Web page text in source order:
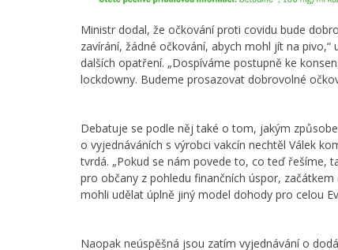
Ministr dodal, že očkování proti covidu bude
zavírání, žádné očkování, abych mohl jít na
dalších opatření. „Dospíváme postupně ke
lockdowny. Budeme prosazovat dobrovolné
Debatuje se podle něj také o tom, jakým
o vyjednáváních s výrobci vakcín nechtěl Válek
tvrdá. „Pokud se nám povede to, co teď řešíme,
pro občany z pohledu finančních úspor,
mohli udělat úplně jiný model dohody pro celou
Naopak neúspěšná jsou zatím vyjednávání o